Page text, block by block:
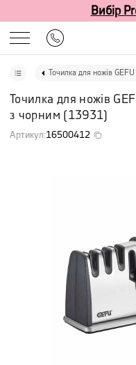
Вибір
Точилка для ножів
Точилка для ножів
з чорним (13931)
Артикул:16500412